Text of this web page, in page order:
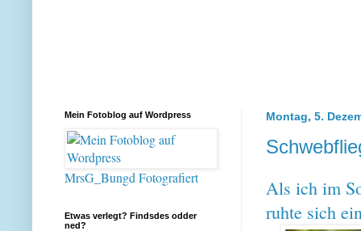
Montag, 5.
Als ich im
ruhte sich
Mein Fotoblog auf Wordpress
MrsG_Bungd Fotografiert
Etwas verlegt? Findsdes odder
ned?